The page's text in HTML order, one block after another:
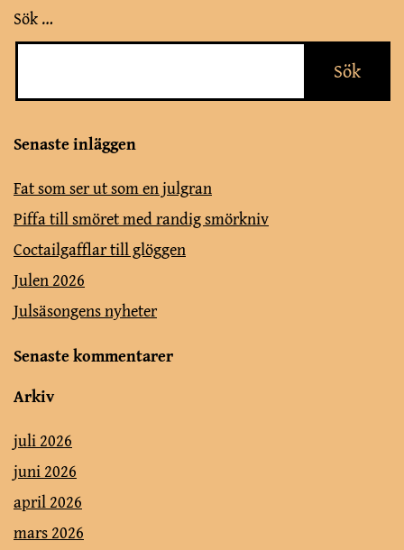
Sök …
Senaste inläggen
Fat som ser ut som en julgran
Piffa till smöret med randig smörkniv
Coctailgafflar till glöggen
Julen 2026
Julsäsongens nyheter
Senaste kommentarer
Arkiv
juli 2026
juni 2026
april 2026
mars 2026